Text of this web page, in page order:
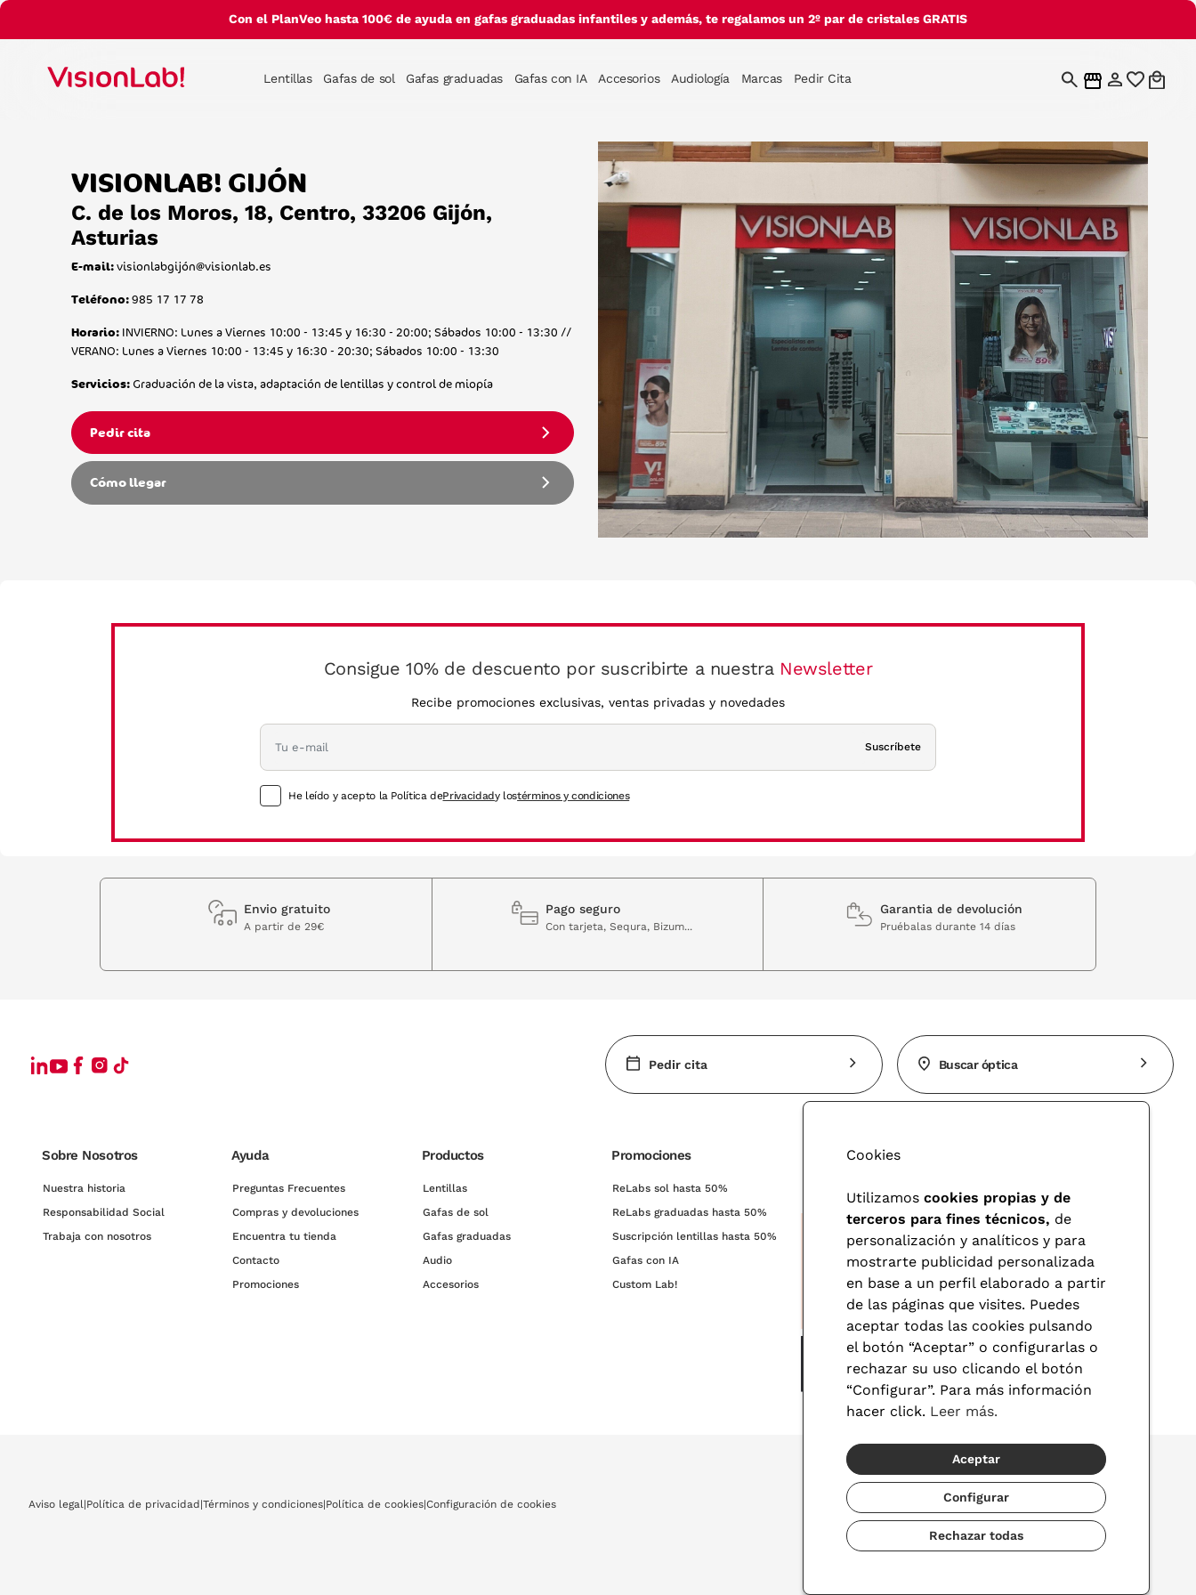
Con el PlanVeo hasta 100€ de ayuda en gafas graduadas infantiles y además, te regalamos un 2º par de cristales GRATIS
Lentillas Gafas de sol Gafas graduadas Gafas con IA Accesorios Audiología Marcas Pedir Cita
VISIONLAB! GIJÓN
C. de los Moros, 18, Centro, 33206 Gijón,
Asturias
E-mail:visionlabgijón@visionlab.es
Teléfono:985 17 17 78
Horario: INVIERNO: Lunes a Viernes 10:00 - 13:45 y 16:30 - 20:00; Sábados 10:00 - 13:30 //
VERANO: Lunes a Viernes 10:00 - 13:45 y 16:30 - 20:30; Sábados 10:00 - 13:30
Servicios: Graduación de la vista, adaptación de lentillas y control de miopía
Pedir cita
Cómo llegar
Consigue 10% de descuento por suscribirte a nuestra Newsletter
Recibe promociones exclusivas, ventas privadas y novedades
Suscríbete
He leído y acepto la Política dePrivacidady lostérminos y condiciones
Envio gratuito
A partir de 29€
Pago seguro
Con tarjeta, Sequra, Bizum...
Garantia de devolución
Pruébalas durante 14 días
Pedir cita Buscar óptica
Sobre Nosotros
Nuestra historia
Responsabilidad Social
Trabaja con nosotros
Ayuda
Preguntas Frecuentes
Compras y devoluciones
Encuentra tu tienda
Contacto
Promociones
Productos
Lentillas
Gafas de sol
Gafas graduadas
Audio
Accesorios
Promociones
ReLabs sol hasta 50%
ReLabs graduadas hasta 50%
Suscripción lentillas hasta 50%
Gafas con IA
Custom Lab!
Aviso legal |Política de privacidad|Términos y condiciones|Política de cookies|Configuración de cookies
© 2026 Visionlab
Cookies
Utilizamos cookies propias y de
terceros para fines técnicos, de
personalización y analíticos y para
mostrarte publicidad personalizada
en base a un perfil elaborado a partir
de las páginas que visites. Puedes
aceptar todas las cookies pulsando
el botón “Aceptar” o configurarlas o
rechazar su uso clicando el botón
“Configurar”. Para más información
hacer click. Leer más.
Aceptar
Configurar
Rechazar todas